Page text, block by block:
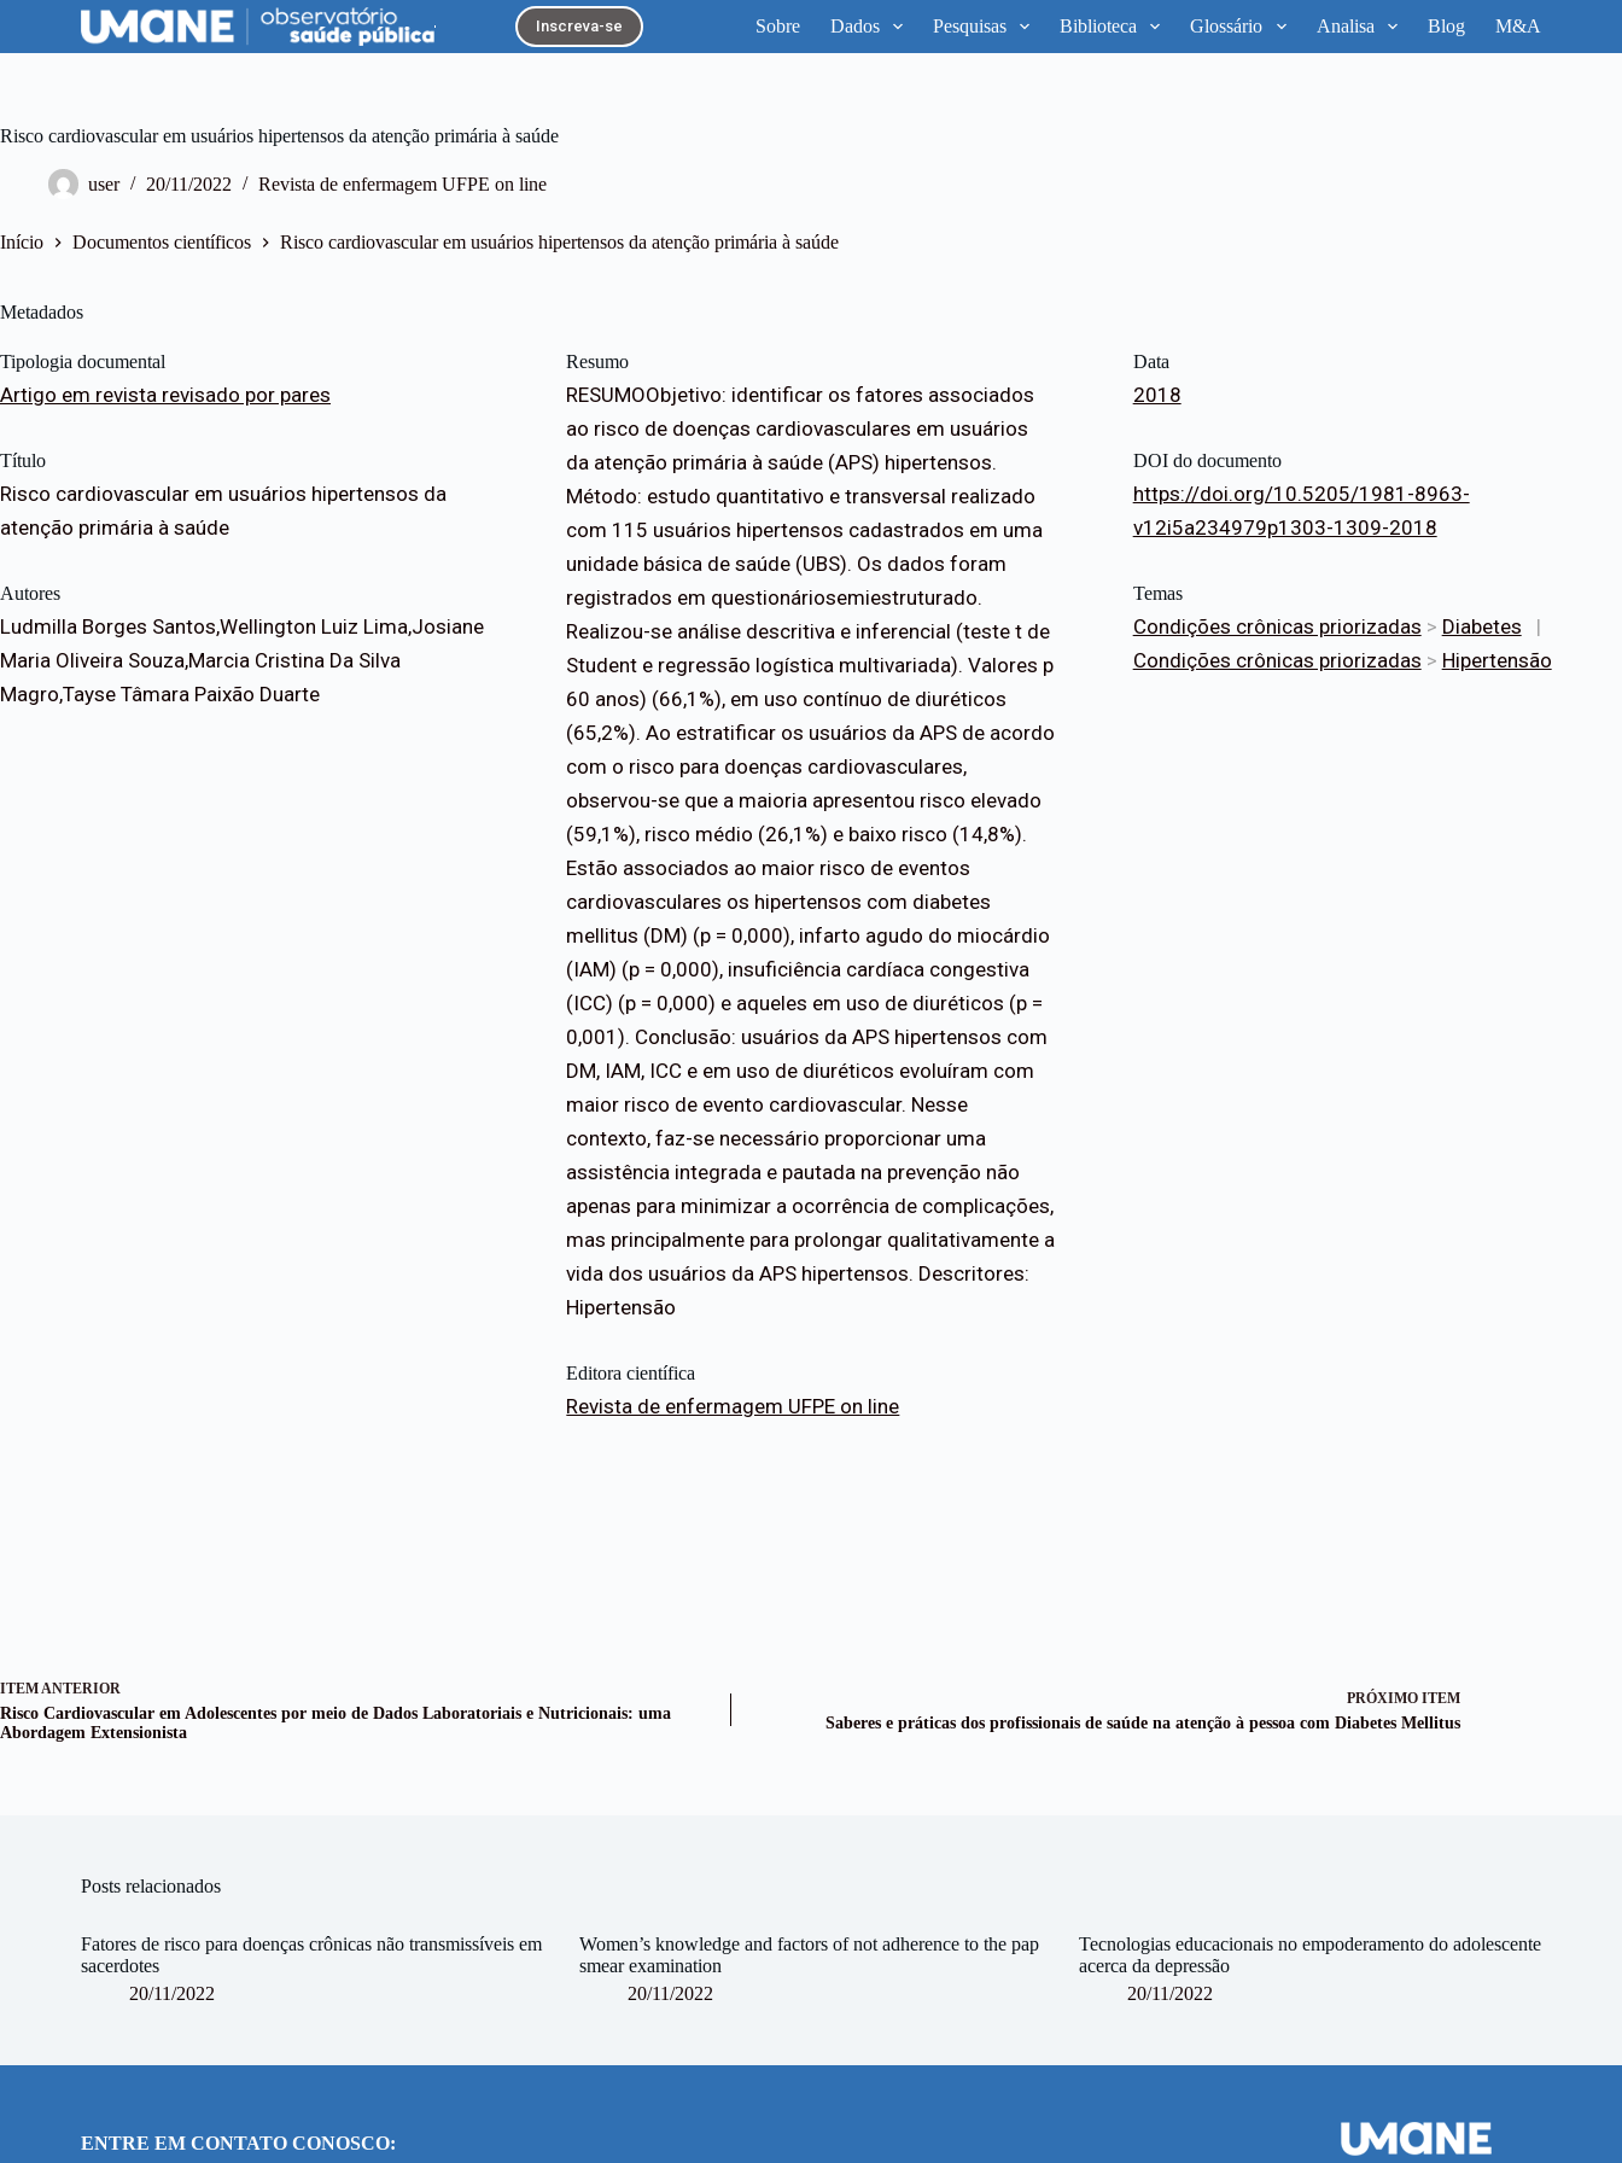
p
c
t
d
o
Inscreva-se Sobre Dados Pesquisas Biblioteca Glossário Analisa Blog M&A
Risco cardiovascular em usuários hipertensos da atenção primária à saúde
user 20/11/2022 Revista de enfermagem UFPE on line
Início Documentos científicos Risco cardiovascular em usuários hipertensos da atenção primária à saúde
Metadados
Tipologia documental
Artigo em revista revisado por pares
Título
Risco cardiovascular em usuários hipertensos da
atenção primária à saúde
Autores
Ludmilla Borges Santos,Wellington Luiz Lima,Josiane
Maria Oliveira Souza,Marcia Cristina Da Silva
Magro,Tayse Tâmara Paixão Duarte
Resumo
RESUMOObjetivo: identificar os fatores associados
ao risco de doenças cardiovasculares em usuários
da atenção primária à saúde (APS) hipertensos.
Método: estudo quantitativo e transversal realizado
com 115 usuários hipertensos cadastrados em uma
unidade básica de saúde (UBS). Os dados foram
registrados em questionáriosemiestruturado.
Realizou-se análise descritiva e inferencial (teste t de
Student e regressão logística multivariada). Valores p
60 anos) (66,1%), em uso contínuo de diuréticos
(65,2%). Ao estratificar os usuários da APS de acordo
com o risco para doenças cardiovasculares,
observou-se que a maioria apresentou risco elevado
(59,1%), risco médio (26,1%) e baixo risco (14,8%).
Estão associados ao maior risco de eventos
cardiovasculares os hipertensos com diabetes
mellitus (DM) (p = 0,000), infarto agudo do miocárdio
(IAM) (p = 0,000), insuficiência cardíaca congestiva
(ICC) (p = 0,000) e aqueles em uso de diuréticos (p =
0,001). Conclusão: usuários da APS hipertensos com
DM, IAM, ICC e em uso de diuréticos evoluíram com
maior risco de evento cardiovascular. Nesse
contexto, faz-se necessário proporcionar uma
assistência integrada e pautada na prevenção não
apenas para minimizar a ocorrência de complicações,
mas principalmente para prolongar qualitativamente a
vida dos usuários da APS hipertensos. Descritores:
Hipertensão
Editora científica
Revista de enfermagem UFPE on line
Data
2018
DOI do documento
https://doi.org/10.5205/1981-8963-
v12i5a234979p1303-1309-2018
Temas
Condições crônicas priorizadas > Diabetes
|
Condições crônicas priorizadas > Hipertensão
ITEM ANTERIOR
Risco Cardiovascular em Adolescentes por meio de Dados Laboratoriais e Nutricionais: uma
Abordagem Extensionista
PRÓXIMO ITEM
Saberes e práticas dos profissionais de saúde na atenção à pessoa com Diabetes Mellitus
Posts relacionados
Fatores de risco para doenças crônicas não transmissíveis em
sacerdotes
20/11/2022
Women’s knowledge and factors of not adherence to the pap
smear examination
20/11/2022
Tecnologias educacionais no empoderamento do adolescente
acerca da depressão
20/11/2022
ENTRE EM CONTATO CONOSCO: